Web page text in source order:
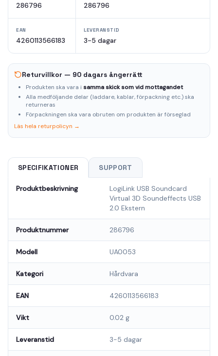
286796 286796
EAN
4260113566183
LEVERANSTID
3-5 dagar
Returvillkor — 90 dagars ångerrätt
Produkten ska vara i samma skick som vid mottagandet
Alla medföljande delar (laddare, kablar, förpackning etc.) ska
returneras
Förpackningen ska vara obruten om produkten är förseglad
Läs hela returpolicyn →
SPECIFIKATIONER SUPPORT
Produktbeskrivning
LogiLink USB Soundcard
Virtual 3D Soundeffects USB
2.0 Ekstern
Produktnummer 286796
Modell UA0053
Kategori Hårdvara
EAN 4260113566183
Vikt 0.02 g
Leveranstid 3-5 dagar